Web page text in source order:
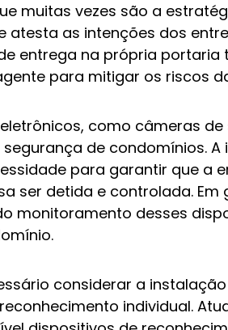
muitas vezes são a
atesta as intenções dos
entrega na própria
para mitigar os riscos
como câmeras
de condomínios.
para garantir que a
ser detida e controlada.
monitoramento desses
considerar a
individual.